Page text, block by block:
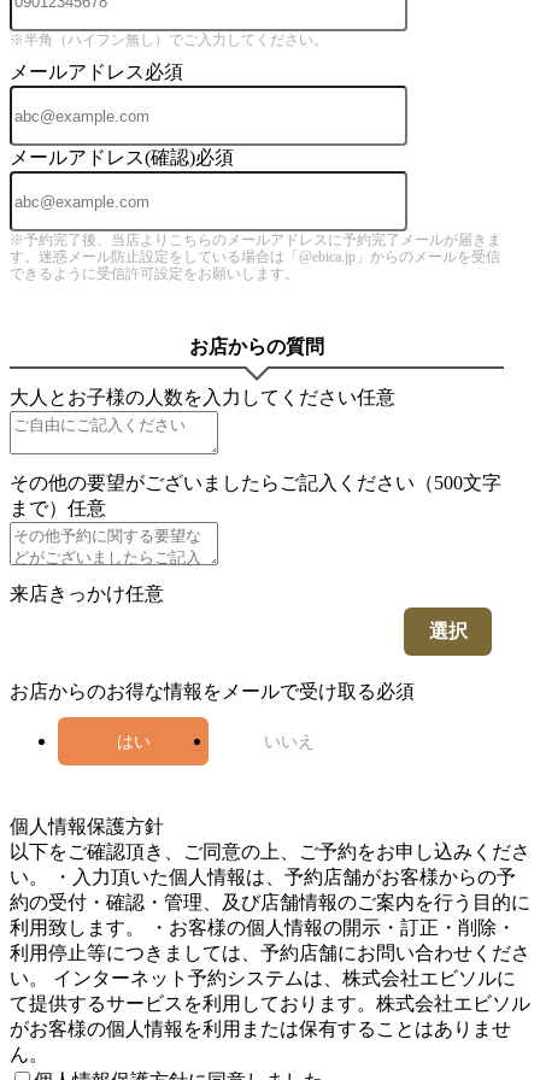
※半角（ハイフン無し）でご入力してください。
メールアドレス必須
メールアドレス(確認)必須
※予約完了後、当店よりこちらのメールアドレスに予約完了メールが届きま
す。迷惑メール防止設定をしている場合は「@ebica.jp」からのメールを受信
できるように受信許可設定をお願いします。
お店からの質問
大人とお子様の人数を入力してください任意
その他の要望がございましたらご記入ください（500文字
まで） 任意
来店きっかけ任意
選択
お店からのお得な情報をメールで受け取る必須
はい いいえ
個人情報保護方針
以下をご確認頂き、ご同意の上、ご予約をお申し込みくださ
い。 ・入力頂いた個人情報は、予約店舗がお客様からの予
約の受付・確認・管理、及び店舗情報のご案内を行う目的に
利用致します。 ・お客様の個人情報の開示・訂正・削除・
利用停止等につきましては、予約店舗にお問い合わせくださ
い。 インターネット予約システムは、株式会社エビソルに
て提供するサービスを利用しております。株式会社エビソル
がお客様の個人情報を利用または保有することはありませ
ん。